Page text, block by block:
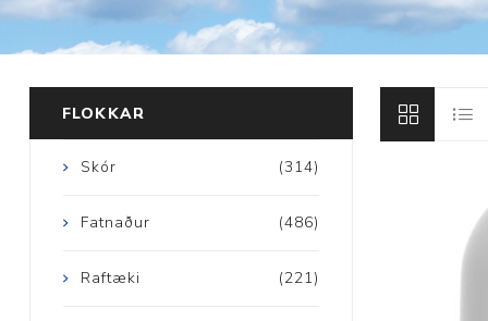
Eldri skór á afslætti
FLOKKAR
(314)
Skór
(486)
Fatnaður
(221)
Raftæki